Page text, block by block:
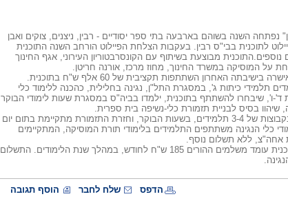
נפתחה השנה בשוהם בארבעה בתי ספר יסודיים - רבין, ניצנים, צוקים ואבן
לתוכנית בבי"ס רבין. בעקבות הצלחת הפיילוט הורחב השנה התוכנית
נוספים.התוכנית מבוצעת בשיתוף עם הקונסרבטוריון העירוני, אגף החינוך
על המוסיקה במשרד החינוך, מחוז מרכז, אורנה חריטן.
האחרון השתתפות תקציבית של 60 אלף ש"ח בתוכנית.
תלמידי כיתות ג', במסגרת התל"ן, נגינה בחלילית, כהכנה ללימוד כלי
ד'-ו', שיבחרו להשתתף בתוכנית, ילמדו בביה"ס במסגרת שעות לימודי הבוקר
שיהוו בסיס לבניית תזמורת כלי-נשיפה בית ספרית.
השיעורים מתקיימים בקבוצות של 3-4 תלמידים, בשעות הבוקר, וחזרת התזמורת מתקיימת בתום יום
כלי הנגינה משתתפים התלמידים בלימודי תורת המוסיקה, המתקיימים
אחה"צ, ללא תשלום נוסף.
עבור ההשתתפות בתוכנית עומד משלמים ההורים 185 ש"ח לחודש, במהלך שנת הלימודים. התשלום
הדפס שלח לחבר הוסף תגובה